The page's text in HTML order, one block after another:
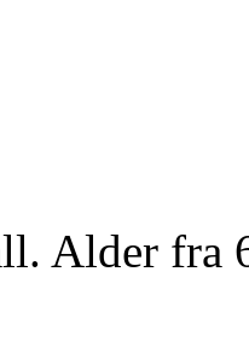
Alder fra